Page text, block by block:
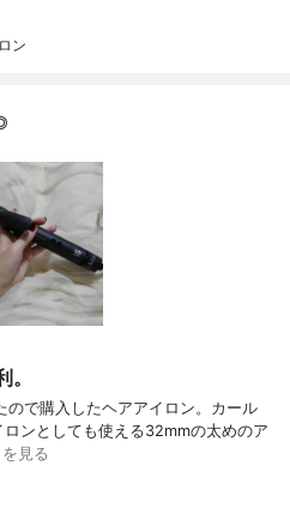
ン
で購入したヘアアイロン。カール
ンとしても使える32mmの太めのア
見る